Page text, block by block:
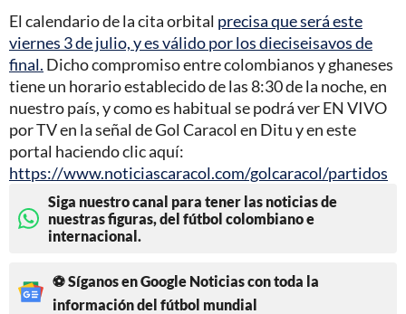
El calendario de la cita orbital precisa que será este
viernes 3 de julio, y es válido por los dieciseisavos de
final. Dicho compromiso entre colombianos y ghaneses
tiene un horario establecido de las 8:30 de la noche, en
nuestro país, y como es habitual se podrá ver EN VIVO
por TV en la señal de Gol Caracol en Ditu y en este
portal haciendo clic aquí:
https://www.noticiascaracol.com/golcaracol/partidos
Siga nuestro canal para tener las noticias de
nuestras figuras, del fútbol colombiano e
internacional.
⚽ Síganos en Google Noticias con toda la
información del fútbol mundial